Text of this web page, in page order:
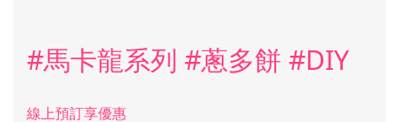
#馬卡龍系列 #蔥多餅 #DIY
線上預訂享優惠